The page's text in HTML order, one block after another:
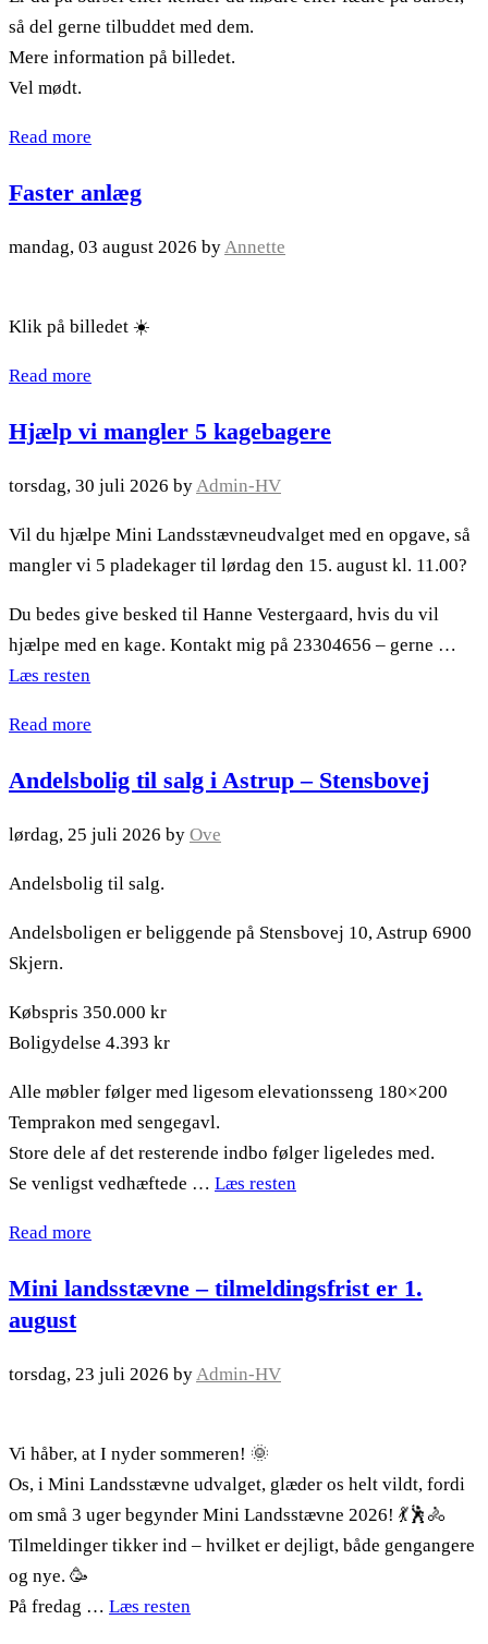
så del gerne tilbuddet med dem.
Mere information på billedet.
Vel mødt.
Read more
Faster anlæg
mandag, 03 august 2026 byAnnette
Klik på billedet ☀️
Read more
Hjælp vi mangler 5 kagebagere
torsdag, 30 juli 2026 byAdmin-HV
Vil du hjælpe Mini Landsstævneudvalget med en opgave, så
mangler vi 5 pladekager til lørdag den 15. august kl. 11.00?
Du bedes give besked til Hanne Vestergaard, hvis du vil
hjælpe med en kage. Kontakt mig på 23304656 – gerne …
Læs resten
Read more
Andelsbolig til salg i Astrup – Stensbovej
lørdag, 25 juli 2026 by Ove
Andelsbolig til salg.
Andelsboligen er beliggende på Stensbovej 10, Astrup 6900
Skjern.
Købspris 350.000 kr
Boligydelse 4.393 kr
Alle møbler følger med ligesom elevationsseng 180×200
Temprakon med sengegavl.
Store dele af det resterende indbo følger ligeledes med.
Se venligst vedhæftede … Læs resten
Read more
Mini landsstævne – tilmeldingsfrist er 1.
august
torsdag, 23 juli 2026 byAdmin-HV
Vi håber, at I nyder sommeren! 🌞
Os, i Mini Landsstævne udvalget, glæder os helt vildt, fordi
om små 3 uger begynder Mini Landsstævne 2026! 💃🕺🚴
Tilmeldinger tikker ind – hvilket er dejligt, både gengangere
og nye. 🥳
På fredag … Læs resten